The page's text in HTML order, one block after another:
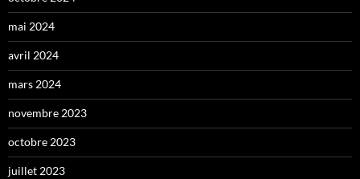
mai 2024
avril 2024
mars 2024
novembre 2023
octobre 2023
juillet 2023